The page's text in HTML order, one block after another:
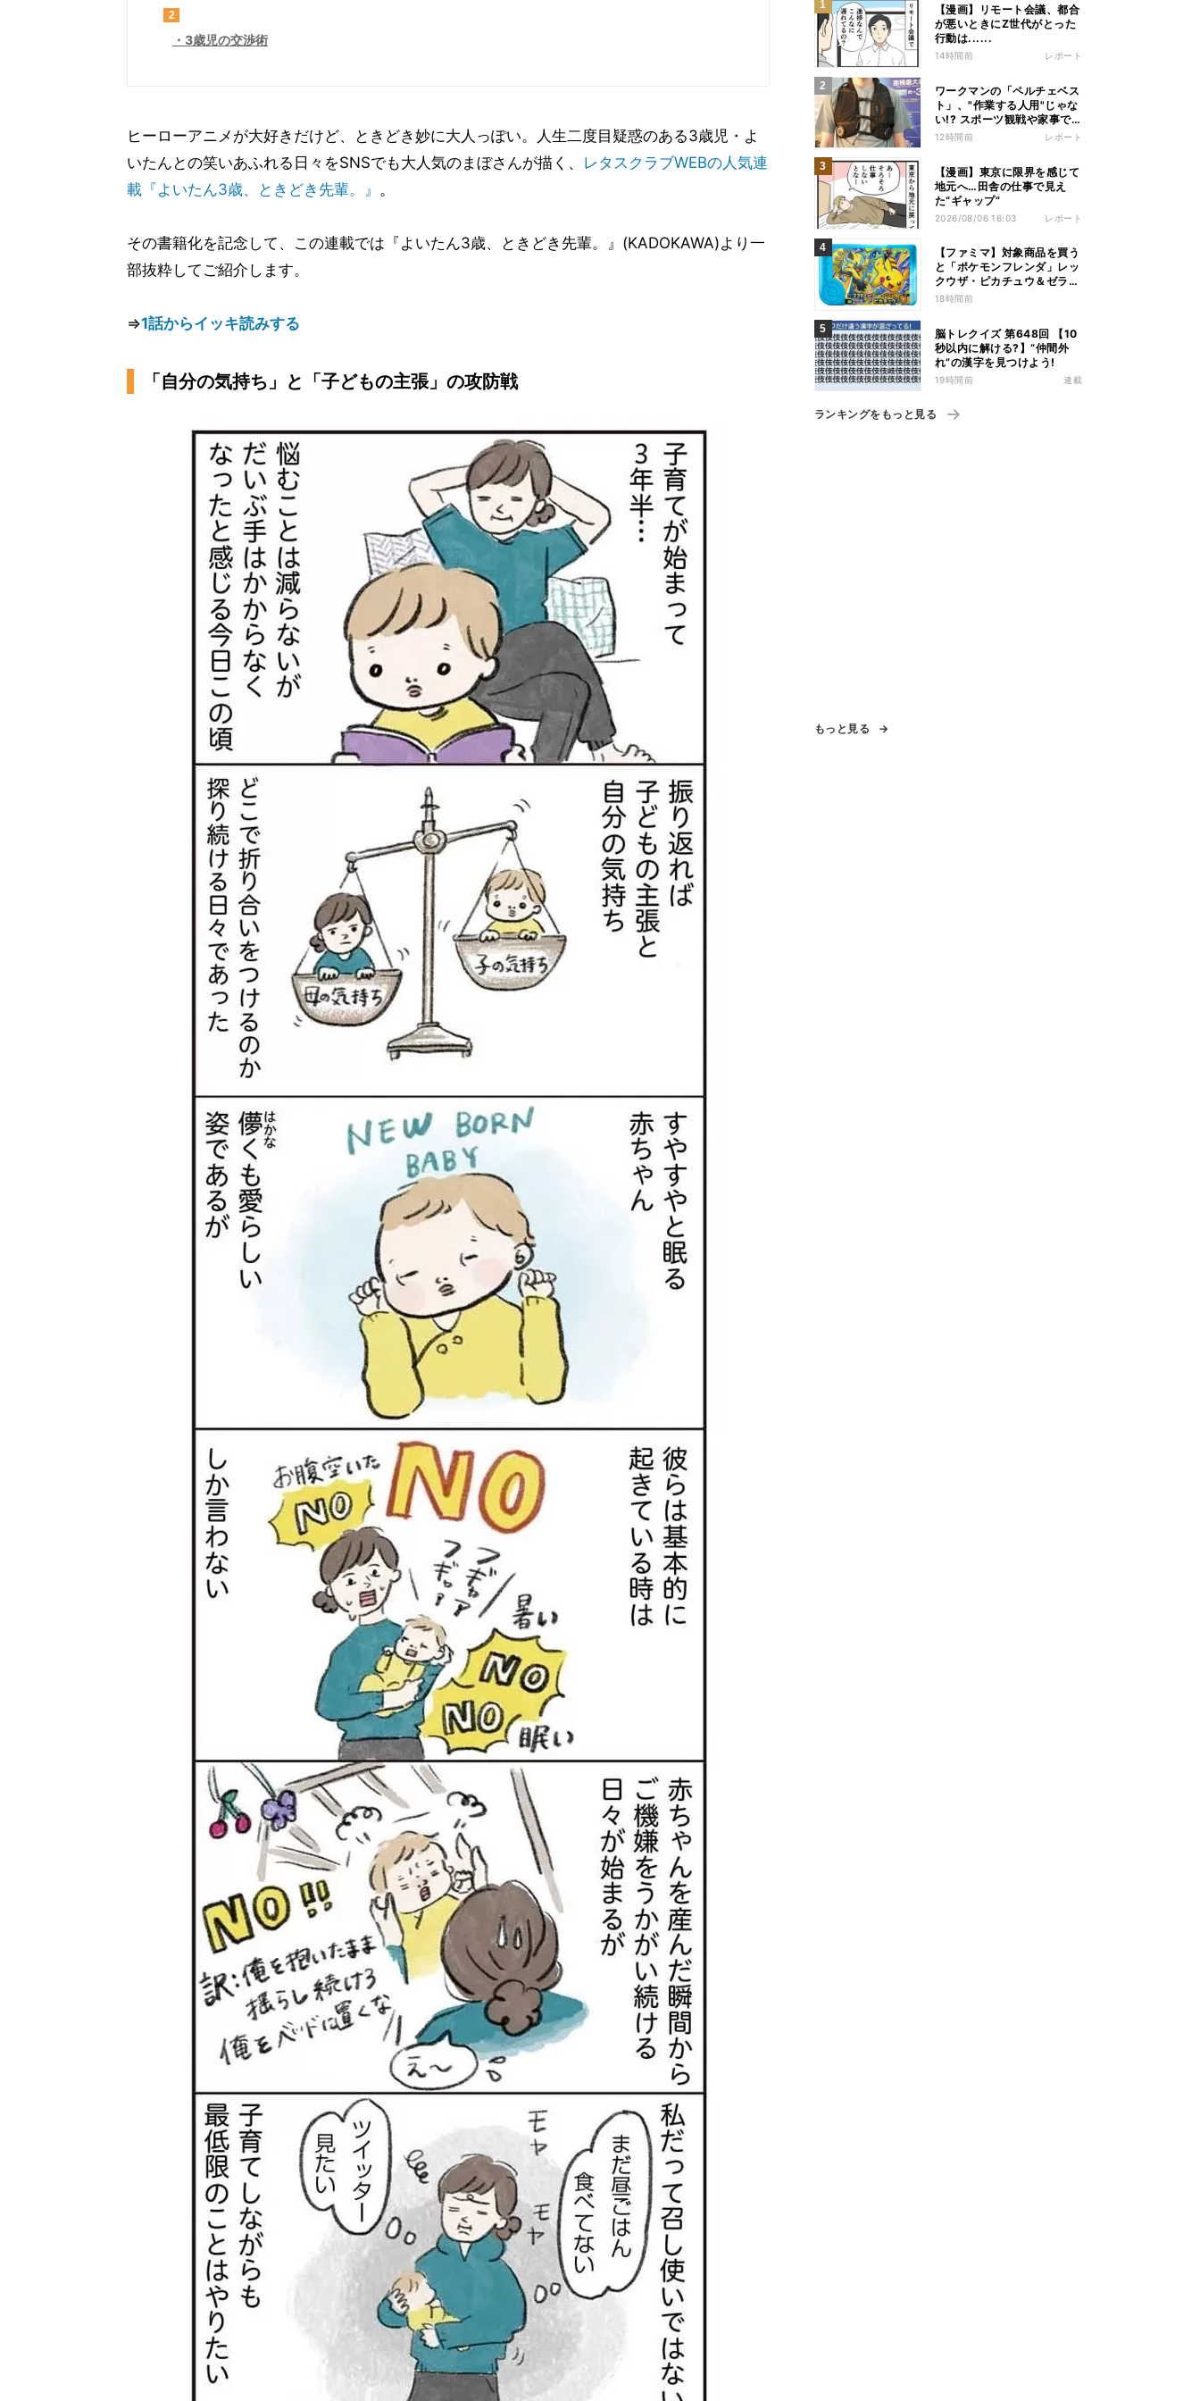
2
3歳児の交渉術
ヒーローアニメが大好きだけど、ときどき妙に大人っぽい。人生二度目疑惑のある3歳児・よ
いたんとの笑いあふれる日々をSNSでも大人気のまぼさんが描く、 レタスクラブWEBの人気連
載『よいたん3歳、ときどき先輩。』 。
その書籍化を記念して、この連載では『よいたん3歳、ときどき先輩。』(KADOKAWA)より一
部抜粋してご紹介します。
⇒1話からイッキ読みする
「自分の気持ち」と「子どもの主張」の攻防戦
【漫画】リモート会議、都合
が悪いときにZ世代がとった
行動は......
14時間前 レポート
ワークマンの「ペルチェベス
ト」、"作業する人用"じゃな
い!? スポーツ観戦や家事で
の熱中症&冷え対策に――話
12時間前 レポート
【漫画】東京に限界を感じて
地元へ…田舎の仕事で見え
た“ギャップ”
2026/08/06 16:03 レポート
【ファミマ】対象商品を買う
と「ポケモンフレンダ」レッ
クウザ・ピカチュウ＆ゼラオ
ラのスペシャルフレンダピッ
18時間前
脳トレクイズ 第648回 【10
秒以内に解ける?】“仲間外
れ”の漢字を見つけよう!
19時間前 連載
ランキングをもっと見る
もっと見る